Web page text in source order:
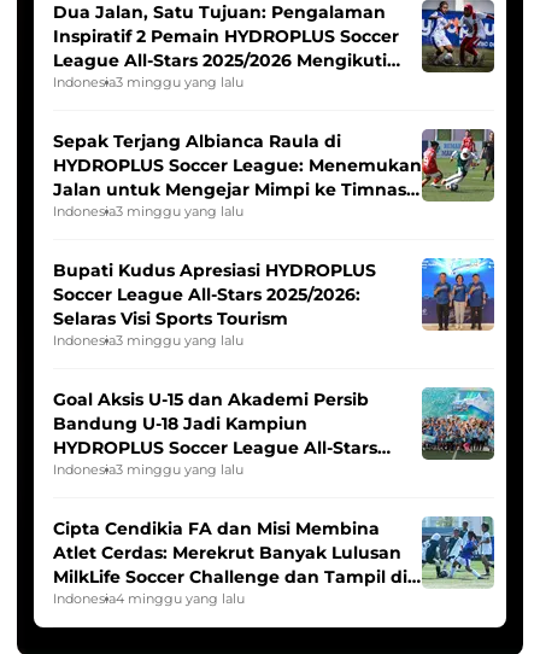
Dua Jalan, Satu Tujuan: Pengalaman
Inspiratif 2 Pemain HYDROPLUS Soccer
League All-Stars 2025/2026 Mengikuti
Seleksi Timnas Indonesia Putri
Indonesia3 minggu yang lalu
Sepak Terjang Albianca Raula di
HYDROPLUS Soccer League: Menemukan
Jalan untuk Mengejar Mimpi ke Timnas
Indonesia Putri
Indonesia3 minggu yang lalu
Bupati Kudus Apresiasi HYDROPLUS
Soccer League All-Stars 2025/2026:
Selaras Visi Sports Tourism
Indonesia3 minggu yang lalu
Goal Aksis U-15 dan Akademi Persib
Bandung U-18 Jadi Kampiun
HYDROPLUS Soccer League All-Stars
2025/2026
Indonesia3 minggu yang lalu
Cipta Cendikia FA dan Misi Membina
Atlet Cerdas: Merekrut Banyak Lulusan
MilkLife Soccer Challenge dan Tampil di
HYDROPLUS Soccer League
Indonesia4 minggu yang lalu